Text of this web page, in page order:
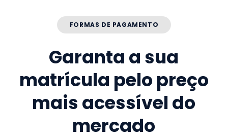
FORMAS DE PAGAMENTO
Garanta a sua
matrícula pelo preço
mais acessível do
mercado